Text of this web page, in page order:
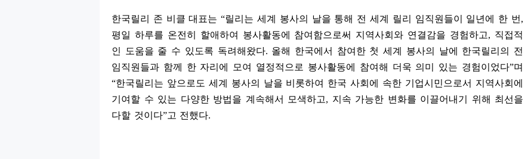
한국릴리 존 비클 대표는“릴리는 세계 봉사의 날을 통해 전 세계 릴리 임직원들이 일년에 한 번 ,
평일 하루를 온전히 할애하여 봉사활동에 참여함으로써 지역사회와 연결감을 경험하고, 직접적
인 도움을 줄 수 있도록 독려해왔다. 올해 한국에서 참여한 첫 세계 봉사의 날에 한국릴리의 전
임직원들과 함께 한 자리에 모여 열정적으로 봉사활동에 참여해 더욱 의미 있는 경험이었다”며
“한국릴리는 앞으로도 세계 봉사의 날을 비롯하여 한국 사회에 속한 기업시민으로서 지역사회에
기여할 수 있는 다양한 방법을 계속해서 모색하고, 지속 가능한 변화를 이끌어내기 위해 최선을
다할 것이다”고 전했다.